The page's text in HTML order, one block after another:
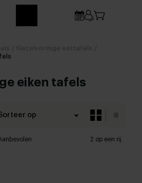
eiken tafels
op
2 op een rij